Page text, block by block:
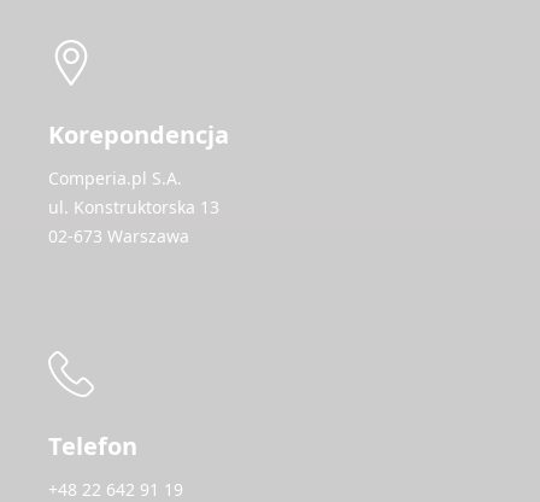
Korepondencja
Comperia.pl S.A.
ul. Konstruktorska 13
02-673 Warszawa
Telefon
+48 22 642 91 19